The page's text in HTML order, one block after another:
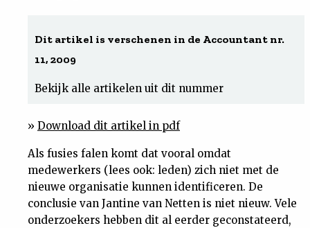
Cijfers
Tuchtrecht
Magazine
Podcast
Dit artikel is verschenen in de Accountant nr.
11, 2009
Bekijk alle artikelen uit dit nummer
» Download dit artikel in pdf
Als fusies falen komt dat vooral omdat
medewerkers (lees ook: leden) zich niet met de
nieuwe organisatie kunnen identificeren. De
conclusie van Jantine van Netten is niet nieuw. Vele
onderzoekers hebben dit al eerder geconstateerd,